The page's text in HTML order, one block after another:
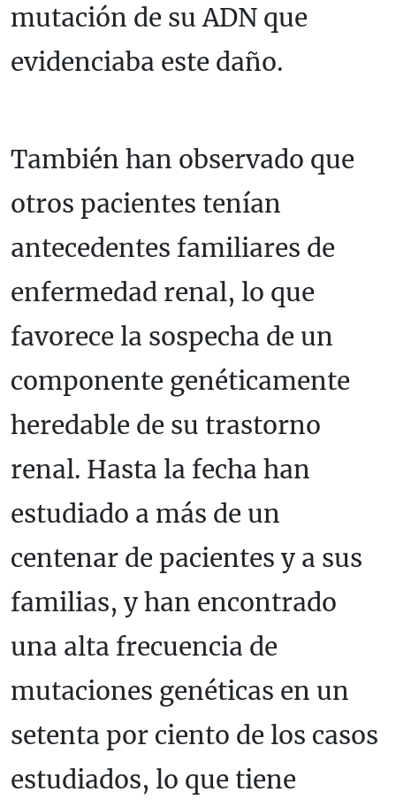
mutación de su ADN que
evidenciaba este daño.
También han observado que
otros pacientes tenían
antecedentes familiares de
enfermedad renal, lo que
favorece la sospecha de un
componente genéticamente
heredable de su trastorno
renal. Hasta la fecha han
estudiado a más de un
centenar de pacientes y a sus
familias, y han encontrado
una alta frecuencia de
mutaciones genéticas en un
setenta por ciento de los casos
estudiados, lo que tiene